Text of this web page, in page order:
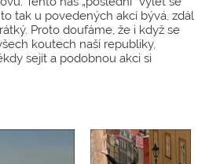
tak u povedených akcí bývá, zdál
Proto doufáme, že i když se
koutech naší republiky,
sejít a podobnou akci si